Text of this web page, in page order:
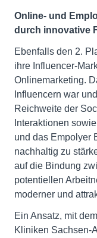
Online- und
durch innovative
Ebenfalls den 2.
ihre Influencer-
Onlinemarketing.
Influencern war
Reichweite der
Interaktionen
und das Empolyer
nachhaltig zu
auf die Bindung
potentiellen
moderner und
Ein Ansatz, mit
Kliniken Sachsen-